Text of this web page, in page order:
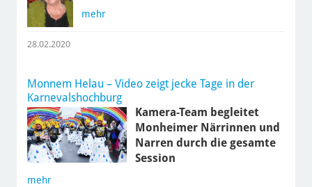
mehr
28.02.2020
Monnem Helau – Video zeigt jecke Tage in der
Karnevalshochburg
Kamera-Team begleitet
Monheimer Närrinnen und
Narren durch die gesamte
Session
mehr